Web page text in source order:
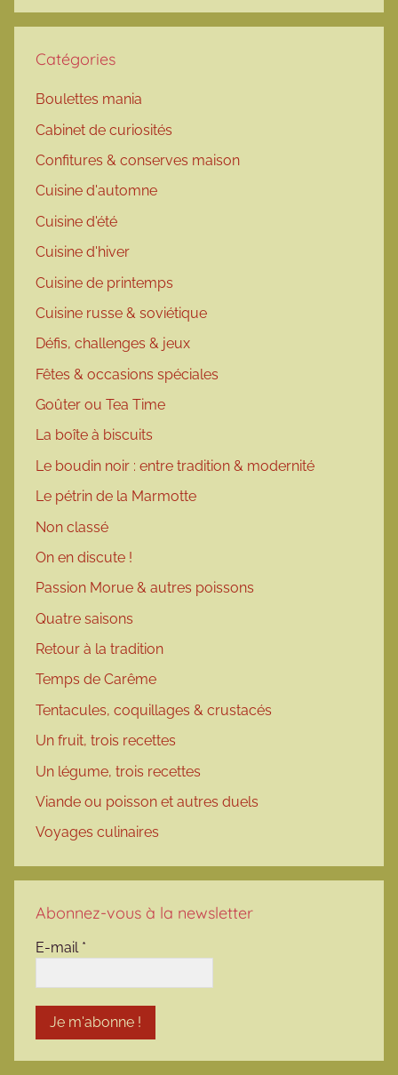
Catégories
Boulettes mania
Cabinet de curiosités
Confitures & conserves maison
Cuisine d'automne
Cuisine d'été
Cuisine d'hiver
Cuisine de printemps
Cuisine russe & soviétique
Défis, challenges & jeux
Fêtes & occasions spéciales
Goûter ou Tea Time
La boîte à biscuits
Le boudin noir : entre tradition & modernité
Le pétrin de la Marmotte
Non classé
On en discute !
Passion Morue & autres poissons
Quatre saisons
Retour à la tradition
Temps de Carême
Tentacules, coquillages & crustacés
Un fruit, trois recettes
Un légume, trois recettes
Viande ou poisson et autres duels
Voyages culinaires
Abonnez-vous à la newsletter
E-mail *